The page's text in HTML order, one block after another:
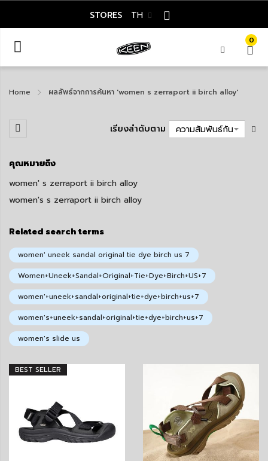
STORES TH
0
Home ผลลัพธ์จากการค้นหา 'women s zerraport ii birch alloy'
เรียงลำดับตาม
คุณหมายถึง
women' s zerraport ii birch alloy
women's s zerraport ii birch alloy
Related search terms
women' uneek sandal original tie dye birch us 7
Women+Uneek+Sandal+Original+Tie+Dye+Birch+US+7
women'+uneek+sandal+original+tie+dye+birch+us+7
women's+uneek+sandal+original+tie+dye+birch+us+7
women's slide us
BEST SELLER